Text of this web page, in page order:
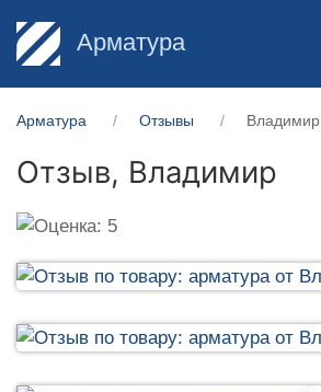
Арматура
Арматура Отзывы Владимир
Отзыв, Владимир